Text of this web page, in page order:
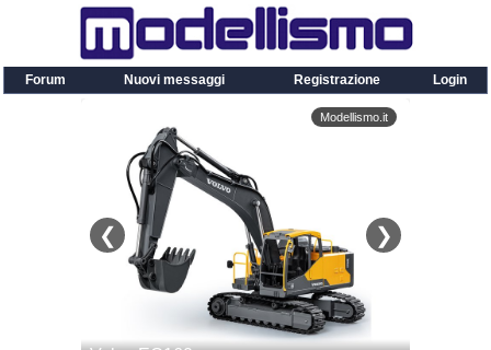
Forum Nuovi messaggi Registrazione Login